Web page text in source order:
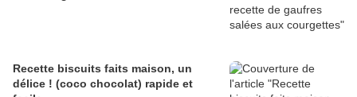
Recette biscuits faits maison, un
délice ! (coco chocolat) rapide et